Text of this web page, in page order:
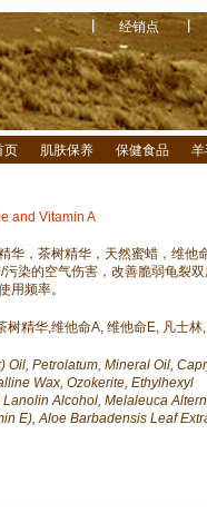
︱ 经销点 ︱
页 肌肤保养 保健食品
and Vitamin A
华，茶树精华，天然蜜蜡，维他
染的空气伤害，改善脆弱龟裂
用频率。
树精华,维他命A, 维他命E, 凡士林
Petrolatum, Mineral Oil,
Wax, Ozokerite, Ethylhexyl
Alcohol, Melaleuca
E), Aloe Barbadensis Leaf